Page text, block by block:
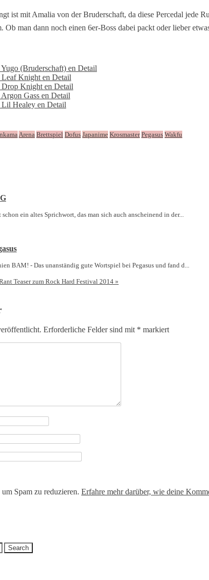
ist mit Amalia von der Bruderschaft, da diese Percedal jede
Ob man dann noch einen 6er-Boss dabei packt oder lieber
(Bruderschaft) en Detail
Knight en Detail
Drop Knight en Detail
Gass en Detail
Lil Healey en Detail
Arena Brettspiel Dofus Japanime Krosmaster Pegasus Wakfu
ein altes Sprichwort, das man sich auch anscheinend in der...
BAM! - Das unanständig gute Wortspiel bei Pegasus und fand d...
Teaser zum Rock Hard Festival 2014 »
Erforderliche Felder sind mit * markiert
Spam zu reduzieren. Erfahre mehr darüber, wie deine